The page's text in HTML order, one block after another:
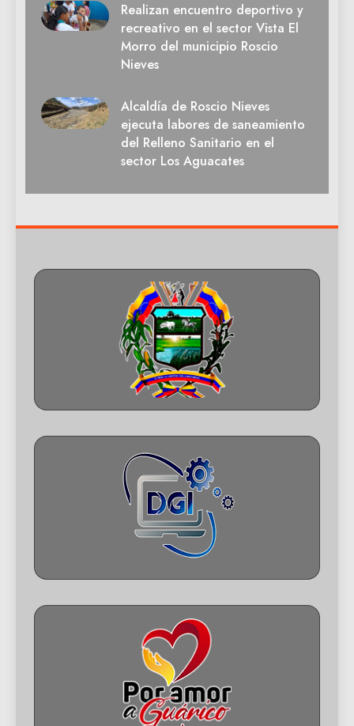
Realizan encuentro deportivo y
recreativo en el sector Vista El
Morro del municipio Roscio
Nieves
Alcaldía de Roscio Nieves
ejecuta labores de saneamiento
del Relleno Sanitario en el
sector Los Aguacates